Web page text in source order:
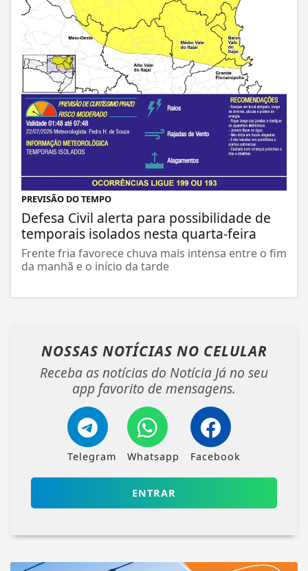
PREVISÃO DO TEMPO
Defesa Civil alerta para possibilidade de
temporais isolados nesta quarta-feira
Frente fria favorece chuva mais intensa entre o fim
da manhã e o início da tarde
NOSSAS NOTÍCIAS NO CELULAR
Receba as notícias do Notícia Já no seu
app favorito de mensagens.
Telegram Whatsapp Facebook
ENTRAR